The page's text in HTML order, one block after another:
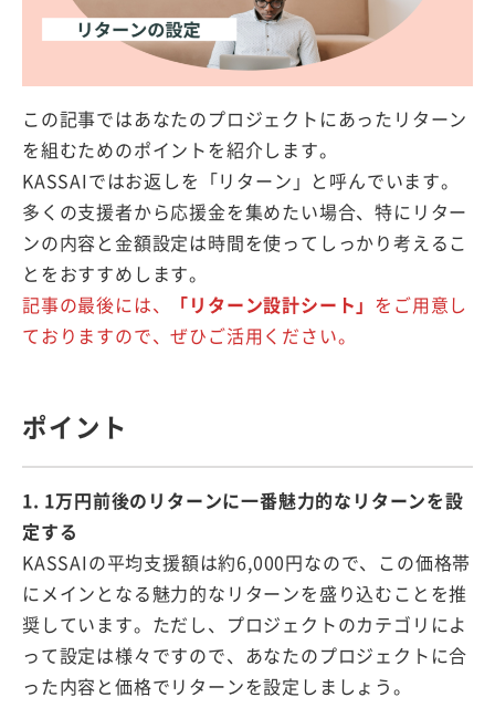
この記事ではあなたのプロジェクトにあったリターン
を組むためのポイントを紹介します。
KASSAIではお返しを「リターン」と呼んでいます。
多くの支援者から応援金を集めたい場合、特にリター
ンの内容と金額設定は時間を使ってしっかり考えるこ
とをおすすめします。
記事の最後には、
「リターン設計シート」 をご用意し
ておりますので、ぜひご活用ください。
ポイント
1. 1万円前後のリターンに一番魅力的なリターンを設
定する
KASSAIの平均支援額は約6,000円なので、この価格帯
にメインとなる魅力的なリターンを盛り込むことを推
奨しています。ただし、プロジェクトのカテゴリによ
って設定は様々ですので、あなたのプロジェクトに合
った内容と価格でリターンを設定しましょう。